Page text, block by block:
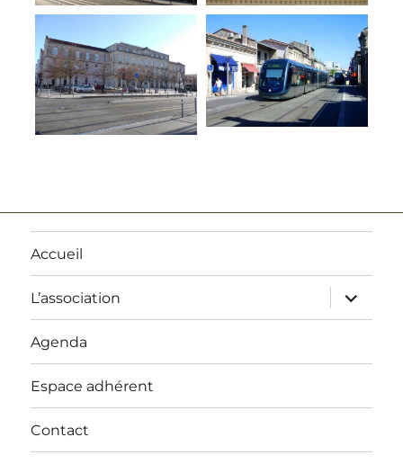
Accueil
L’association
ouvrir
le
sous-
Agenda
Espace adhérent
Contact